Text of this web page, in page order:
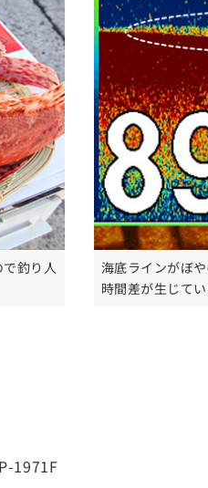
釣り人
海底ラインがぼ
時間差が生じて
1971F